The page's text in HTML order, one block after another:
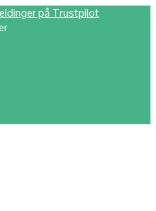
på Trustpilot